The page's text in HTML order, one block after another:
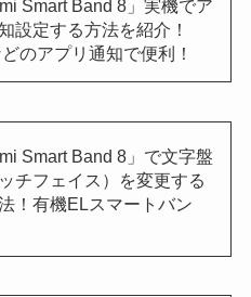
Smart Band 8」実機でア
設定する方法を紹介！
のアプリ通知で便利！
Smart Band 8」で文字盤
ッチフェイス）を変更する
！有機ELスマートバン